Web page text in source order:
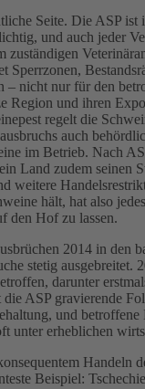
Seite. Die ASP ist
und auch jeder
zuständigen
Sperrzonen,
– nicht nur für den
Region und ihren
regelt die
ausbruchs auch
im Betrieb. Nach
Land zudem seinen
weitere
hält, hat also
den Hof zu lassen.
2014 in den
stetig ausgebreitet.
darunter
ASP gravierende
und betroffene
unter erheblichen
Handeln
Beispiel: